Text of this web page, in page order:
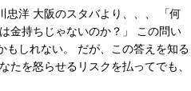
忠洋 大阪のスタバより、、、 「何
金持ちじゃないのか？」 この問い
もしれない。 だが、この答えを知る
たを怒らせるリスクを払ってでも、